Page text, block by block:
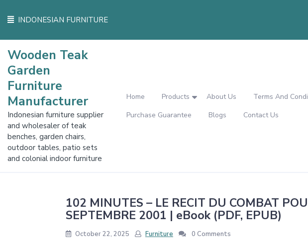
INDONESIAN FURNITURE
Wooden Teak
Garden
Furniture
Manufacturer
Indonesian furniture supplier
and wholesaler of teak
benches, garden chairs,
outdoor tables, patio sets
and colonial indoor furniture
Home Products About Us
Terms And
Purchase Guarantee
Blogs Contact Us
102 MINUTES – LE RECIT DU COMBAT
SEPTEMBRE 2001 | eBook (PDF, EPUB)
October 22, 2025 Furniture 0 Comments